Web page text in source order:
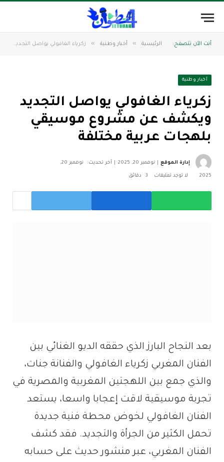
أنت الآن تتصفح: الرئيسية » أخبار وطنية » زكرياء الغافولي يواصل التجديد ويكشف عن مشروع موسيقي بلهجات عربية مختلفة
أخبار وطنية
زكرياء الغافولي يواصل التجديد
ويكشف عن مشروع موسيقي
بلهجات عربية مختلفة
إدارة الموقع نوفمبر 20, 2025 آخر تحديث: نوفمبر 20,
2025 لا توجد تعليقات 3 دقائق
بعد النجاح البارز الذي حققه الديو الغنائي بين
الفنان المغربي زكرياء الغافولي والفنانة جنات،
والذي جمع بين اللهجتين المغربية والمصرية في
تجربة موسيقية لاقت إعجابا واسعا، يستعد
الفنان الغافولي لخوض محطة فنية جديدة
تحمل الكثير من الجرأة والتجديد. فقد كشف
الفنان المغربي، عبر منشور حديث على حسابه